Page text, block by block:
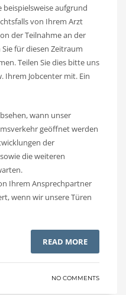
aufgrund
von Ihrem Arzt
der Teilnahme an der
für diesen Zeitraum
Teilen Sie dies bitte uns
Ihrem Jobcenter mit. Ein
wann unser
geöffnet werden
der
die weiteren
Ihrem Ansprechpartner
wenn wir unsere Türen
READ MORE
NO COMMENTS